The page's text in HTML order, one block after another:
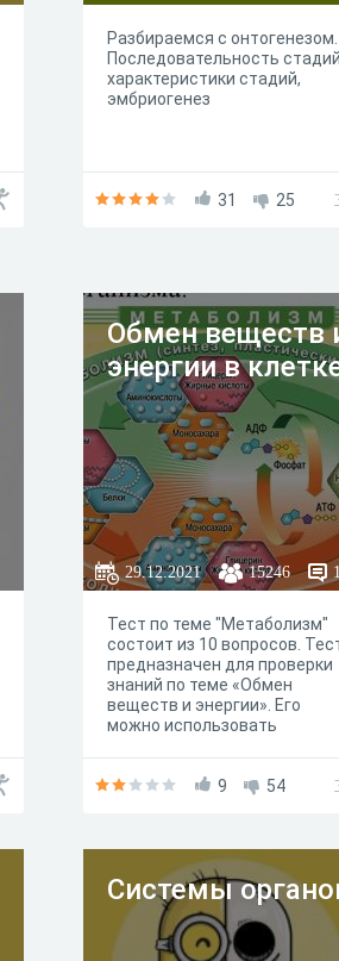
Разбираемся с онтогенезом.
Последовательность
характеристики стадий,
эмбриогенез
31 25
Обмен веществ
энергии в
29.12.2021 15246 1
Тест по теме "Метаболизм"
состоит из 10 вопросов.
предназначен для проверки
знаний по теме «Обмен
веществ и энергии». Его
можно использовать
9
54
Системы